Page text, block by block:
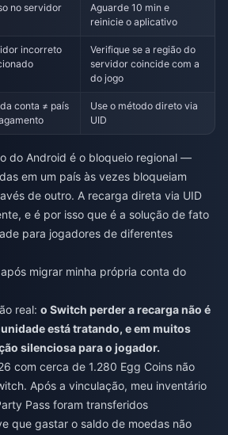
no servidor
Aguarde 10 min e
reinicie o aplicativo
incorreto
Verifique se a região do
servidor coincide com a
do jogo
conta ≠ país
Use o método direto via
UID
do Android é o bloqueio regional —
em um país às vezes bloqueiam
de outro. A recarga direta via UID
e é por isso que é a solução de fato
para jogadores de diferentes
migrar minha própria conta do
real: o Switch perder a recarga não é
está tratando, e em muitos
silenciosa para o jogador.
com cerca de 1.280 Egg Coins não
Após a vinculação, meu inventário
Pass foram transferidos
que gastar o saldo de moedas não